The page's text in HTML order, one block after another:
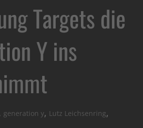
Targets die
Y ins
generation y, Lutz Leichsenring,